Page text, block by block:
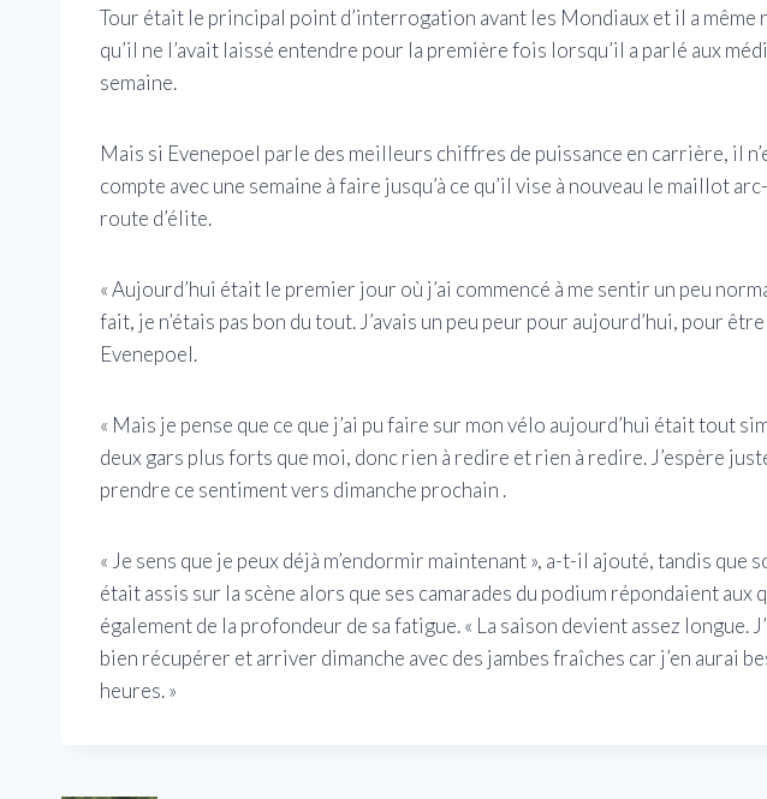
Tour était le principal point d’interrogation avant les Mondiaux et il a même
qu’il ne l’avait laissé entendre pour la première fois lorsqu’il a parlé aux
semaine.
Mais si Evenepoel parle des meilleurs chiffres de puissance en carrière, il
compte avec une semaine à faire jusqu’à ce qu’il vise à nouveau le maillot
route d’élite.
« Aujourd’hui était le premier jour où j’ai commencé à me sentir un peu
fait, je n’étais pas bon du tout. J’avais un peu peur pour aujourd’hui, pour
Evenepoel.
« Mais je pense que ce que j’ai pu faire sur mon vélo aujourd’hui était tout
deux gars plus forts que moi, donc rien à redire et rien à redire. J’espère
prendre ce sentiment vers dimanche prochain .
« Je sens que je peux déjà m’endormir maintenant », a-t-il ajouté, tandis que
était assis sur la scène alors que ses camarades du podium répondaient
également de la profondeur de sa fatigue. « La saison devient assez longue.
bien récupérer et arriver dimanche avec des jambes fraîches car j’en aurai
heures. »